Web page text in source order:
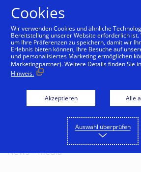
Über Visa
News + Media
Cookies
Wir verwenden Cookies und ähnliche
Bereitstellung unserer Website erforderlich ist.
um Ihre Präferenzen zu speichern, damit wir
Erlebnis bieten können, Ihre Besuche auf
und personalisiertes Marketing ermöglichen
Marketingpartner). Weitere Details finden Sie
Hinweis.
Akzeptieren Alle
Auswahl überprüfen